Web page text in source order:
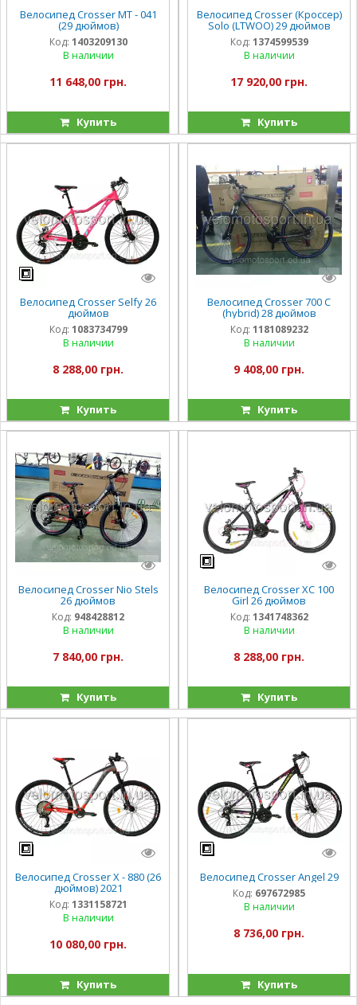
Велосипед Crosser МТ - 041
(29 дюймов)
Код: 1403209130
В наличии
11 648,00 грн.
Купить
Велосипед Crosser (Кроссер)
Solo (LTWOO) 29 дюймов
Код: 1374599539
В наличии
17 920,00 грн.
Купить
Велосипед Crosser Selfy 26
дюймов
Код: 1083734799
В наличии
8 288,00 грн.
Купить
Велосипед Crosser 700 C
(hybrid) 28 дюймов
Код: 1181089232
В наличии
9 408,00 грн.
Купить
Велосипед Crosser Nio Stels
26 дюймов
Код: 948428812
В наличии
7 840,00 грн.
Купить
Велосипед Crosser XC 100
Girl 26 дюймов
Код: 1341748362
В наличии
8 288,00 грн.
Купить
Велосипед Crosser Х - 880 (26
дюймов) 2021
Код: 1331158721
В наличии
10 080,00 грн.
Купить
Велосипед Crosser Angel 29
Код: 697672985
В наличии
8 736,00 грн.
Купить